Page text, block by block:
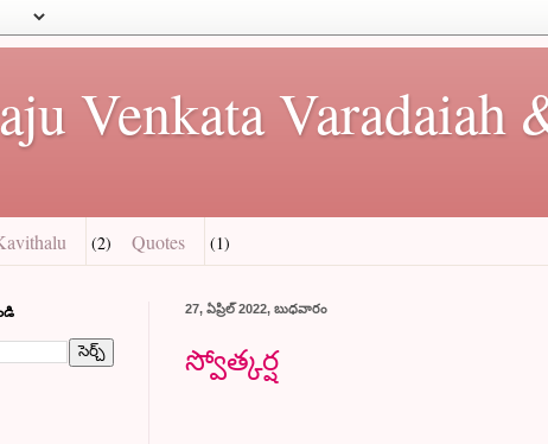
Venkata Varadaiah
(2) Quotes (1)
27, ఏప్రిల్ 2022, బుధవారం
స్వోత్కర్ష